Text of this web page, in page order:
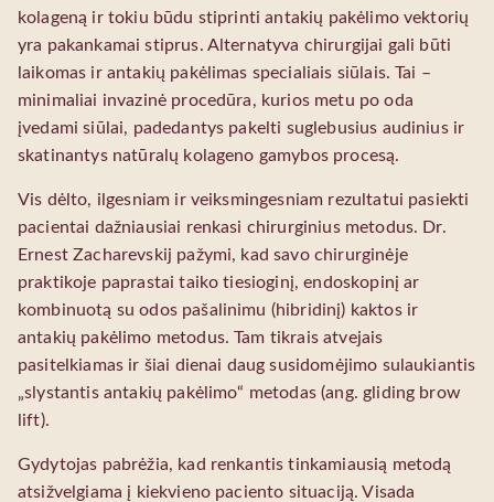
kolageną ir tokiu būdu stiprinti antakių pakėlimo vektorių
yra pakankamai stiprus. Alternatyva chirurgijai gali būti
laikomas ir antakių pakėlimas specialiais siūlais. Tai –
minimaliai invazinė procedūra, kurios metu po oda
įvedami siūlai, padedantys pakelti suglebusius audinius ir
skatinantys natūralų kolageno gamybos procesą.
Vis dėlto, ilgesniam ir veiksmingesniam rezultatui pasiekti
pacientai dažniausiai renkasi chirurginius metodus. Dr.
Ernest Zacharevskij pažymi, kad savo chirurginėje
praktikoje paprastai taiko tiesioginį, endoskopinį ar
kombinuotą su odos pašalinimu (hibridinį) kaktos ir
antakių pakėlimo metodus. Tam tikrais atvejais
pasitelkiamas ir šiai dienai daug susidomėjimo sulaukiantis
„slystantis antakių pakėlimo“ metodas (ang. gliding brow
lift).
Gydytojas pabrėžia, kad renkantis tinkamiausią metodą
atsižvelgiama į kiekvieno paciento situaciją. Visada